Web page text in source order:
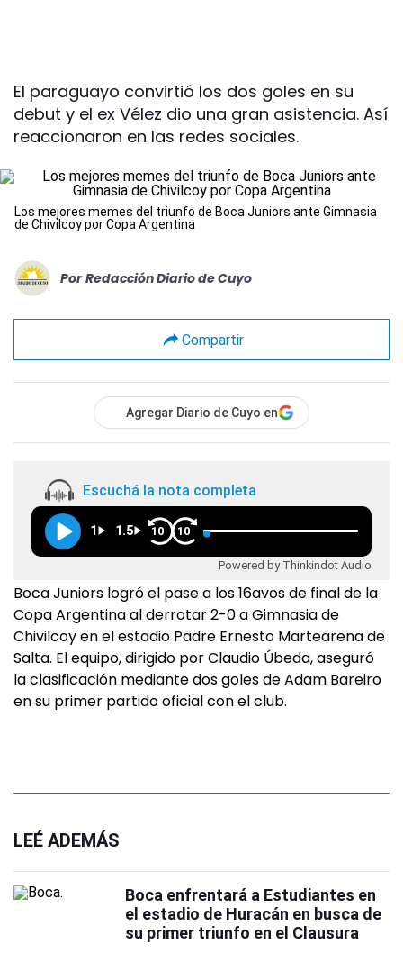
El paraguayo convirtió los dos goles en su
debut y el ex Vélez dio una gran asistencia. Así
reaccionaron en las redes sociales.
Los mejores memes del triunfo de Boca Juniors ante Gimnasia
de Chivilcoy por Copa Argentina
Por Redacción Diario de Cuyo
Compartir
Agregar Diario de Cuyo en
Escuchá la nota completa
1 1.5 10 10
Powered by Thinkindot Audio
Boca Juniors logró el pase a los 16avos de final de la
Copa Argentina al derrotar 2-0 a Gimnasia de
Chivilcoy en el estadio Padre Ernesto Martearena de
Salta. El equipo, dirigido por Claudio Úbeda, aseguró
la clasificación mediante dos goles de Adam Bareiro
en su primer partido oficial con el club.
LEÉ ADEMÁS
Boca enfrentará a Estudiantes en
el estadio de Huracán en busca de
su primer triunfo en el Clausura